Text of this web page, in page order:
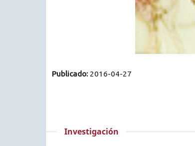
Publicado: 2016-04-27
Investigación